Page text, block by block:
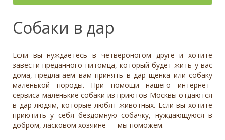
Средний Крупный
Тип
Семейная
Охотничья
Палевый
Серый
Дополнительные цвета
Черный
Белый
Серый
Коричневый
Палевый
Нет
Отношение к детям
Равнодушное
Отношение к кошкам
Доброжелательное
Равнодушное
Может проявить агрессию
Отношение к собакам
- неважно -
Приучен к поводку
- неважно -
Дрессировка
Да
Нет
- неважно -
Необычный окрас
Отдаётся в
- не уточнено -
Собаки в дар
Если вы нуждаетесь в четвероногом друге и хотите
завести преданного питомца, который будет жить у вас
дома, предлагаем вам принять в дар щенка или собаку
маленькой породы. При помощи нашего интернет-
сервиса маленькие собаки из приютов Москвы отдаются
в дар людям, которые любят животных. Если вы хотите
приютить у себя бездомную собачку, нуждающуюся в
добром, ласковом хозяине — мы поможем.